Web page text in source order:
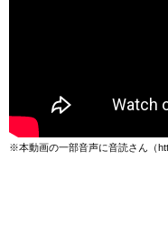
※本動画の一部音声に音読さん（